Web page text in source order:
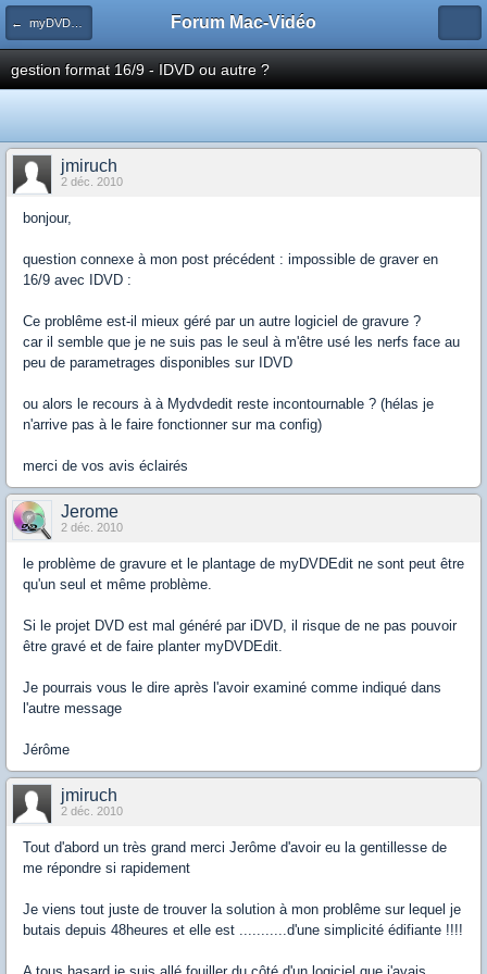
← myDVDEdit Forum Mac-Vidéo
gestion format 16/9 - IDVD ou autre ?
jmiruch
2 déc. 2010
bonjour,
question connexe à mon post précédent : impossible de graver en
16/9 avec IDVD :
Ce problême est-il mieux géré par un autre logiciel de gravure ?
car il semble que je ne suis pas le seul à m'être usé les nerfs face au
peu de parametrages disponibles sur IDVD
ou alors le recours à à Mydvdedit reste incontournable ? (hélas je
n'arrive pas à le faire fonctionner sur ma config)
merci de vos avis éclairés
Jerome
2 déc. 2010
le problème de gravure et le plantage de myDVDEdit ne sont peut être
qu'un seul et même problème.
Si le projet DVD est mal généré par iDVD, il risque de ne pas pouvoir
être gravé et de faire planter myDVDEdit.
Je pourrais vous le dire après l'avoir examiné comme indiqué dans
l'autre message
Jérôme
jmiruch
2 déc. 2010
Tout d'abord un très grand merci Jerôme d'avoir eu la gentillesse de
me répondre si rapidement
Je viens tout juste de trouver la solution à mon problême sur lequel je
butais depuis 48heures et elle est ...........d'une simplicité édifiante !!!!